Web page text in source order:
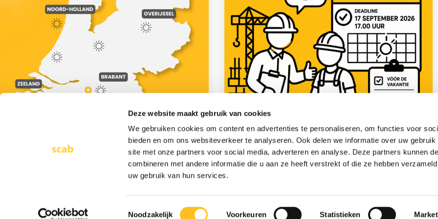
Deze website maakt gebruik van cookies
We gebruiken cookies om content en advertenties te personaliseren, om functies voor
bieden en om ons websiteverkeer te analyseren. Ook delen we informatie over uw gebruik
site met onze partners voor social media, adverteren en analyse. Deze partners kunnen
combineren met andere informatie die u aan ze heeft verstrekt of die ze hebben
uw gebruik van hun services.
Toestemmingsselectie
Noodzakelijk Voorkeuren Statistieken
Warm weer op de werkplaats: wat moet je
9 juli 2026
Subsidieregeling praktijkleren: vergeet niet je
aanvraag in te dienen
Lees meer >
Dr. Hub van Doorneweg 161